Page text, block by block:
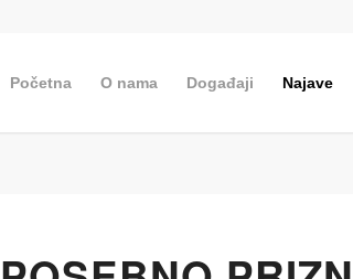
Početna O nama Događaji Najave